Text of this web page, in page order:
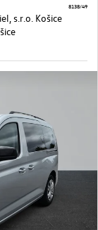
s.r.o. Košice
8138/49